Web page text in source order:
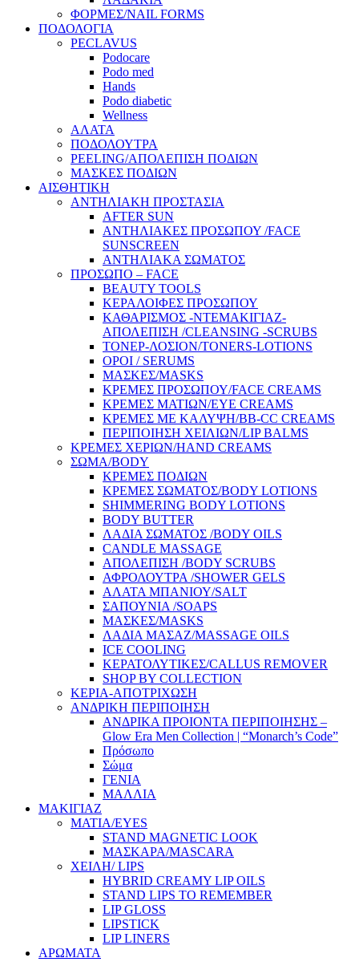
ΦΟΡΜΕΣ/NAIL FORMS
ΠΟΔΟΛΟΓΙΑ
PECLAVUS
Podocare
Podo med
Hands
Podo diabetic
Wellness
ΑΛΑΤΑ
ΠΟΔΟΛΟΥΤΡΑ
PEELING/ΑΠΟΛΕΠΙΣΗ ΠΟΔΙΩΝ
ΜΑΣΚΕΣ ΠΟΔΙΩΝ
ΑΙΣΘΗΤΙΚΗ
ΑΝΤΗΛΙΑΚΗ ΠΡΟΣΤΑΣΙΑ
AFTER SUN
ΑΝΤΗΛΙΑΚΕΣ ΠΡΟΣΩΠΟΥ /FACE
SUNSCREEN
ΑΝΤΗΛΙΑΚΑ ΣΩΜΑΤΟΣ
ΠΡΟΣΩΠΟ – FACE
BEAUTY TOOLS
ΚΕΡΑΛΟΙΦΕΣ ΠΡΟΣΩΠΟΥ
ΚΑΘΑΡΙΣΜΟΣ -ΝΤΕΜΑΚΙΓΙΑΖ-
ΑΠΟΛΕΠΙΣΗ /CLEANSING -SCRUBS
ΤΟΝΕΡ-ΛΟΣΙΟΝ/TONERS-LOTIONS
ΟΡΟΙ / SERUMS
ΜΑΣΚΕΣ/MASKS
ΚΡΕΜΕΣ ΠΡΟΣΩΠΟΥ/FACE CREAMS
ΚΡΕΜΕΣ ΜΑΤΙΩΝ/EYE CREAMS
ΚΡΕΜΕΣ ΜΕ ΚΑΛΥΨΗ/BB-CC CREAMS
ΠΕΡΙΠΟΙΗΣΗ ΧΕΙΛΙΩΝ/LIP BALMS
ΚΡΕΜΕΣ ΧΕΡΙΩΝ/HAND CREAMS
ΣΩΜΑ/BODY
ΚΡΕΜΕΣ ΠΟΔΙΩΝ
ΚΡΕΜΕΣ ΣΩΜΑΤΟΣ/BODY LOTIONS
SHIMMERING BODY LOTIONS
BODY BUTTER
ΛΑΔΙΑ ΣΩΜΑΤΟΣ /BODY OILS
CANDLE MASSAGE
ΑΠΟΛΕΠΙΣΗ /BODY SCRUBS
ΑΦΡΟΛΟΥΤΡΑ /SHOWER GELS
ΑΛΑΤΑ ΜΠΑΝΙΟΥ/SALT
ΣΑΠΟΥΝΙΑ /SOAPS
ΜΑΣΚΕΣ/MASKS
ΛΑΔΙΑ ΜΑΣΑΖ/MASSAGE OILS
ICE COOLING
ΚΕΡΑΤΟΛΥΤΙΚΕΣ/CALLUS REMOVER
SHOP BY COLLECTION
ΚΕΡΙΑ-ΑΠΟΤΡΙΧΩΣΗ
ΑΝΔΡΙΚΗ ΠΕΡΙΠΟΙΗΣΗ
ΑΝΔΡΙΚΑ ΠΡΟΙΟΝΤΑ ΠΕΡΙΠΟΙΗΣΗΣ –
Glow Era Men Collection | “Monarch’s Code”
Πρόσωπο
Σώμα
ΓΕΝΙΑ
ΜΑΛΛΙΑ
ΜΑΚΙΓΙΑΖ
ΜΑΤΙΑ/EYES
STAND MAGNETIC LOOK
ΜΑΣΚΑΡΑ/MASCARA
ΧΕΙΛΗ/ LIPS
HYBRID CREAMY LIP OILS
STAND LIPS TO REMEMBER
LIP GLOSS
LIPSTICK
LIP LINERS
ΑΡΩΜΑΤΑ